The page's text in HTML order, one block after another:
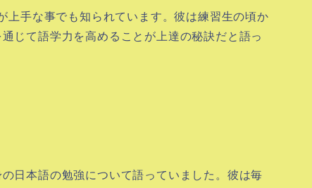
上手な事でも知られています。彼は練習生の頃か
じて語学力を高めることが上達の秘訣だと語っ
日本語の勉強について語っていました。彼は毎